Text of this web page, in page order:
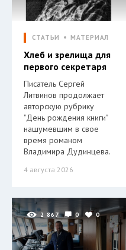
СТАТЬИ МАТЕРИАЛ
Хлеб и зрелища для
первого секретаря
Писатель Сергей
Литвинов продолжает
авторскую рубрику
"День рождения книги"
нашумевшим в свое
время романом
Владимира Дудинцева.
4 августа 2026
2 867 0 0